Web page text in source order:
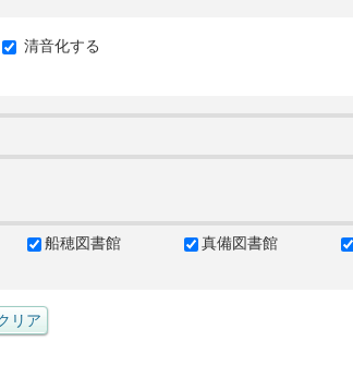
清音化する
船穂図書館 真備図書館